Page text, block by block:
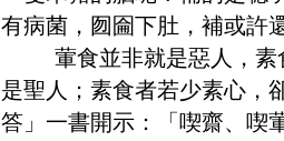
有病菌，囫圇下肚，補或許
葷食並非就是惡人，素
是聖人；素食者若少素心，
答」一書開示：「喫齋、喫